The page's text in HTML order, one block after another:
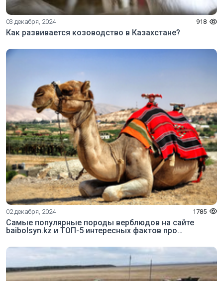
03 декабря, 2024 918
Как развивается козоводство в Казахстане?
02 декабря, 2024 1785
Самые популярные породы верблюдов на сайте
baibolsyn.kz и ТОП-5 интересных фактов про